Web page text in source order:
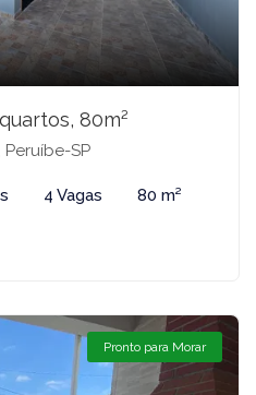
80m²
SP
4 Vagas 80 m²
Pronto para Morar